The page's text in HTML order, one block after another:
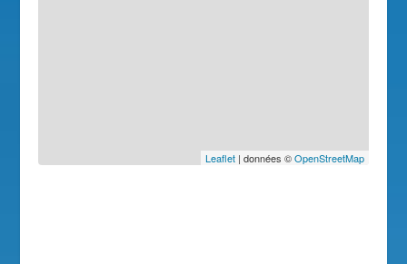
Leaflet| données ©OpenStreetMap